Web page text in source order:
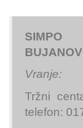
Vranje:
Tržni
telefon: